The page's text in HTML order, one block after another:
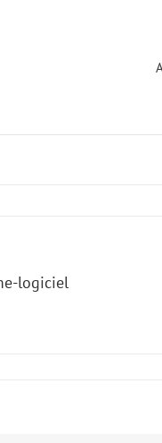
logiciel